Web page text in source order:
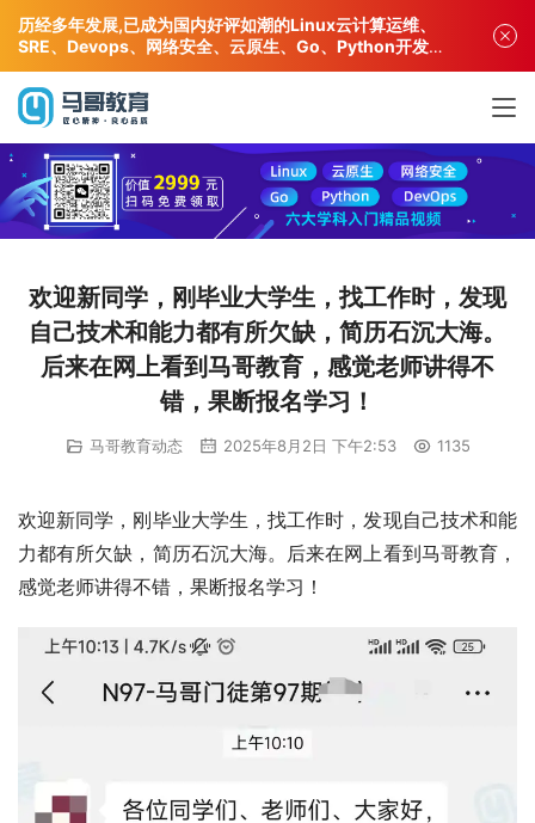
欢迎新同学，刚毕业大学生，找工作时，发现
自己技术和能力都有所欠缺，简历石沉大海。
后来在网上看到马哥教育，感觉老师讲得不
错，果断报名学习！
马哥教育动态 2025年8月2日 下午2:53 1135
欢迎新同学，刚毕业大学生，找工作时，发现自己技术和能
力都有所欠缺，简历石沉大海。后来在网上看到马哥教育，
感觉老师讲得不错，果断报名学习！
历经多年发展,已成为国内好评如潮的Linux云计算运维、
SRE、Devops、网络安全、云原生、Go、Python开发专
业人才培训机构!